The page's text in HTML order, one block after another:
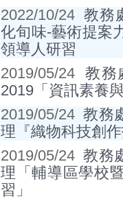
2022/10/24教務
化旬味-藝術提案
領導人研習
2019/05/24教務
2019「資訊素養
2019/05/24教務
理『織物科技創
2019/05/24教務
理「輔導區學校
習」